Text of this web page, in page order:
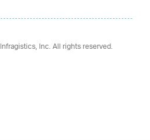
Infragistics, Inc. All rights reserved.